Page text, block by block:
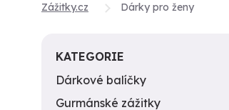
Zážitky.cz Dárky pro ženy
KATEGORIE
Dárkové balíčky
Gurmánské zážitky